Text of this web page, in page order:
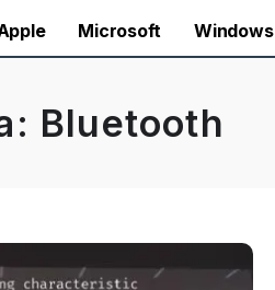
Microsoft Windows
Bluetooth